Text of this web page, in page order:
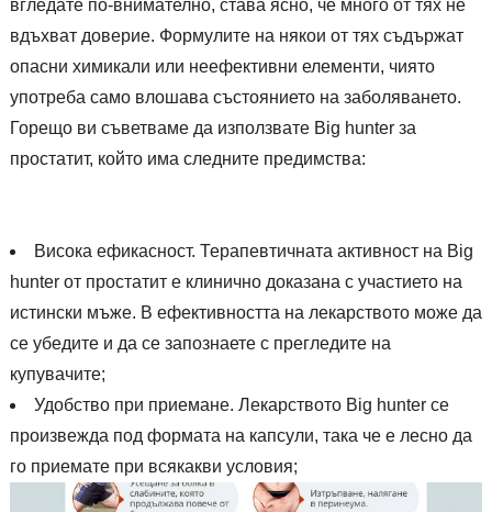
вгледате по-внимателно, става ясно, че много от тях не
вдъхват доверие. Формулите на някои от тях съдържат
опасни химикали или неефективни елементи, чиято
употреба само влошава състоянието на заболяването.
Горещо ви съветваме да използвате Big hunter за
простатит, който има следните предимства:
Висока ефикасност. Терапевтичната активност на Big
hunter от простатит е клинично доказана с участието на
истински мъже. В ефективността на лекарството може да
се убедите и да се запознаете с прегледите на
купувачите;
Удобство при приемане. Лекарството Big hunter се
произвежда под формата на капсули, така че е лесно да
го приемате при всякакви условия;